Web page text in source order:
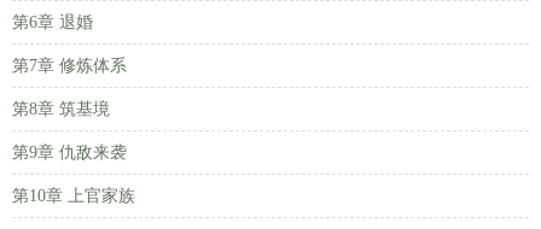
第6章 退婚
第7章 修炼体系
第8章 筑基境
第9章 仇敌来袭
第10章 上官家族